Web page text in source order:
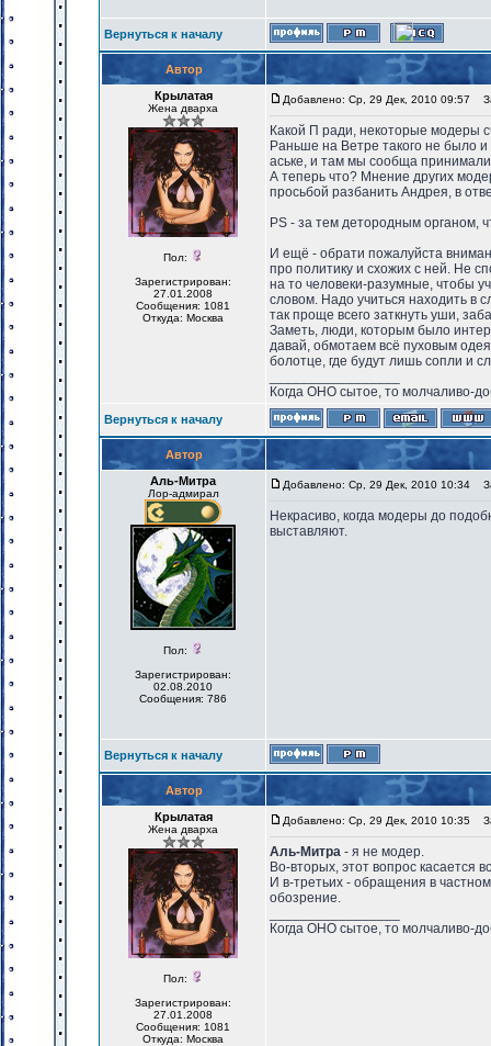
Вернуться к началу
Автор
Крылатая
Жена дварха
Пол:
Зарегистрирован:
27.01.2008
Сообщения: 1081
Откуда: Москва
Добавлено: Ср, 29 Дек, 2010 09:57
Какой П ради, некоторые модеры
Раньше на Ветре такого не было
аське, и там мы сообща
А теперь что? Мнение других
просьбой разбанить Андрея, в
PS - за тем детородным органом,
И ещё - обрати пожалуйста
про политику и схожих с ней. Не
на то человеки-разумные, чтобы
словом. Надо учиться находить в
так проще всего заткнуть уши,
Заметь, люди, которым было
давай, обмотаем всё пуховым
болотце, где будут лишь сопли и
Когда ОНО сытое, то молчаливо-
Вернуться к началу
Автор
Аль-Митра
Лор-адмирал
Пол:
Зарегистрирован:
02.08.2010
Сообщения: 786
Добавлено: Ср, 29 Дек, 2010 10:34
Некрасиво, когда модеры до
выставляют.
Вернуться к началу
Автор
Крылатая
Жена дварха
Пол:
Зарегистрирован:
27.01.2008
Сообщения: 1081
Откуда: Москва
Добавлено: Ср, 29 Дек, 2010 10:35
Аль-Митра - я не модер.
Во-вторых, этот вопрос касается
И в-третьих - обращения в
обозрение.
Когда ОНО сытое, то молчаливо-